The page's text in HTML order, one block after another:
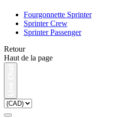
Fourgonnette Sprinter
Sprinter Crew
Sprinter Passenger
Retour
Haut de la page